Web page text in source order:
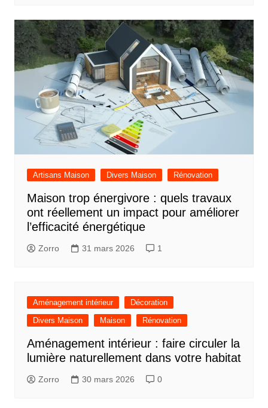
Artisans Maison Divers Maison Rénovation
Maison trop énergivore : quels travaux
ont réellement un impact pour améliorer
l’efficacité énergétique
Zorro 31 mars 2026 1
Aménagement intérieur
Décoration
Divers Maison
Maison Rénovation
Aménagement intérieur : faire circuler la
lumière naturellement dans votre habitat
Zorro 30 mars 2026 0